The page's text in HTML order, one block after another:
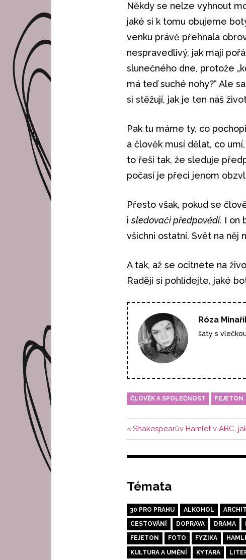
Někdy se nelze vyhnout
jaké si k tomu obujeme
venku právě přehnala
nespravedlivý, jak mají
slunečného dne, protože
má teď suché nohy?“ Ale
si stěžují, jak je ten náš
Pak tu máme ty, co
a člověk musí dělat, co
to řeší tak, že sleduje
počasí je přeci jenom
Přesto však, pokud se
isledovači předpovědí. I on
všichni ostatní. Svět na něj
A tak, až se ocitnete na
Raději si pohlídejte, jaké
Róza
šaty s
ČLOVĚK A SPOLEČNOST FEJETON
Navigace
pro
Předchozí
příspěvek:
Shakespearův Hamlet v ABC,
Témata
30 PRO PRAHU ALKOHOL
CESTOVÁNÍ DOPRAVA DRAMA
FEJETON FOTO FYZIKA
KULTURA A UMĚNÍ KYTARA